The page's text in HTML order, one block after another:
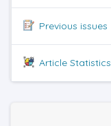
Previous issues
Article Statistics